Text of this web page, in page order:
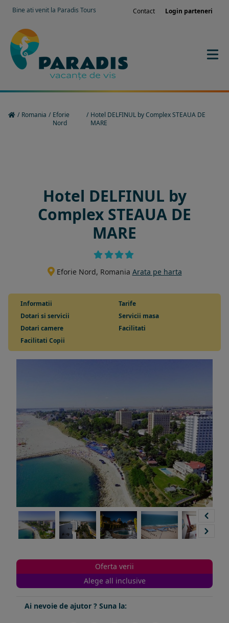
Bine ati venit la Paradis Tours Contact Login parteneri
/ Romania / Eforie
Nord
/ Hotel DELFINUL by Complex STEAUA DE
MARE
Hotel DELFINUL by
Complex STEAUA DE
MARE
Eforie Nord, Romania Arata pe harta
Informatii
Tarife
Dotari si servicii
Servicii masa
Dotari camere
Facilitati
Facilitati Copii
Oferta verii
Alege all inclusive
Ai nevoie de ajutor ? Suna la: